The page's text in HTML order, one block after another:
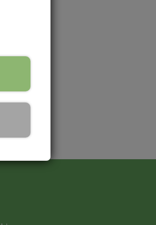
der fungerer på samme måde som